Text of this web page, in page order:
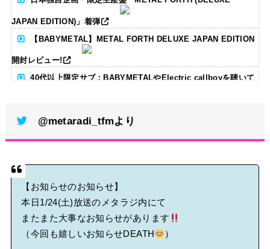
JAPAN EDITION)」着弾
【BABYMETAL】METAL FORTH DELUXE JAPAN EDITION
開封レビュー!
40代以上限定サブ：BABYMETALやElectric callboyを聴いて
BABYMETAL「CANNONBALL外伝」グッズ販売決定
Powered by livedoor 相互RSS
@metaradi_tfmより
【お知らせのお知らせ】
本日1/24(土)放送のメタラジ内にて
またまた大事なお知らせがあります
（今回も嬉しいお知らせDEATH
）